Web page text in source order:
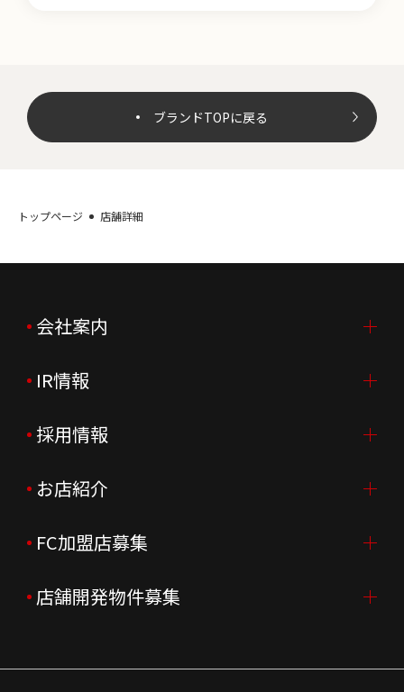
ブランドTOPに戻る
トップページ 店舗詳細
会社案内
会社案内TOP
ご挨拶
会社概要
会社沿革
企業理念
IR情報
IR情報TOP
ニュースリリース
月次売上
決算資料
採用情報
採用情報TOP
新卒採用
中途採用
お店紹介
店舗を探す・予約する
よくあるご質問
FC加盟店募集
FC加盟店募集TOP
店舗開発物件募集